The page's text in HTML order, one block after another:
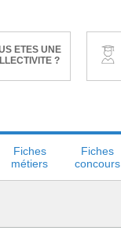
ETES UNE
?
Fiches
métiers
Fiches
concours